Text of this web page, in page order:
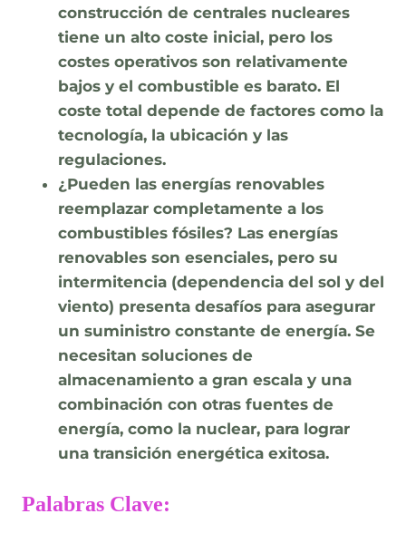
construcción de centrales nucleares
tiene un alto coste inicial, pero los
costes operativos son relativamente
bajos y el combustible es barato. El
coste total depende de factores como la
tecnología, la ubicación y las
regulaciones.
¿Pueden las energías renovables
reemplazar completamente a los
combustibles fósiles? Las energías
renovables son esenciales, pero su
intermitencia (dependencia del sol y del
viento) presenta desafíos para asegurar
un suministro constante de energía. Se
necesitan soluciones de
almacenamiento a gran escala y una
combinación con otras fuentes de
energía, como la nuclear, para lograr
una transición energética exitosa.
Palabras Clave: